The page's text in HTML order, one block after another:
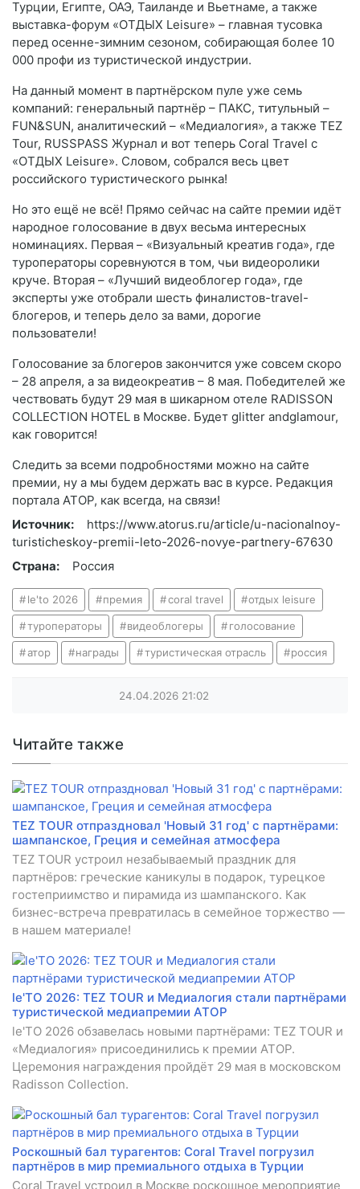
Турции, Египте, ОАЭ, Таиланде и Вьетнаме, а также
выставка-форум «ОТДЫХ Leisure» – главная тусовка
перед осенне-зимним сезоном, собирающая более 10
000 профи из туристической индустрии.
На данный момент в партнёрском пуле уже семь
компаний: генеральный партнёр – ПАКС, титульный –
FUN&SUN, аналитический – «Медиалогия», а также TEZ
Tour, RUSSPASS Журнал и вот теперь Coral Travel с
«ОТДЫХ Leisure». Словом, собрался весь цвет
российского туристического рынка!
Но это ещё не всё! Прямо сейчас на сайте премии идёт
народное голосование в двух весьма интересных
номинациях. Первая – «Визуальный креатив года», где
туроператоры соревнуются в том, чьи видеоролики
круче. Вторая – «Лучший видеоблогер года», где
эксперты уже отобрали шесть финалистов-travel-
блогеров, и теперь дело за вами, дорогие
пользователи!
Голосование за блогеров закончится уже совсем скоро
– 28 апреля, а за видеокреатив – 8 мая. Победителей же
чествовать будут 29 мая в шикарном отеле RADISSON
COLLECTION HOTEL в Москве. Будет glitter andglamour,
как говорится!
Следить за всеми подробностями можно на сайте
премии, ну а мы будем держать вас в курсе. Редакция
портала АТОР, как всегда, на связи!
Источник:
https://www.atorus.ru/article/u-nacionalnoy-
turisticheskoy-premii-leto-2026-novye-partnery-67630
Страна:
Россия
le'to 2026 премия coral travel отдых leisure
туроператоры видеоблогеры голосование
атор награды туристическая отрасль россия
24.04.2026 21:02
Читайте также
TEZ TOUR отпраздновал 'Новый 31 год' с партнёрами:
шампанское, Греция и семейная атмосфера
TEZ TOUR устроил незабываемый праздник для
партнёров: греческие каникулы в подарок, турецкое
гостеприимство и пирамида из шампанского. Как
бизнес-встреча превратилась в семейное торжество —
в нашем материале!
le'TO 2026: TEZ TOUR и Медиалогия стали партнёрами
туристической медиапремии АТОР
le'TO 2026 обзавелась новыми партнёрами: TEZ TOUR и
«Медиалогия» присоединились к премии АТОР.
Церемония награждения пройдёт 29 мая в московском
Radisson Collection.
Роскошный бал турагентов: Coral Travel погрузил
партнёров в мир премиального отдыха в Турции
Coral Travel устроил в Москве роскошное мероприятие